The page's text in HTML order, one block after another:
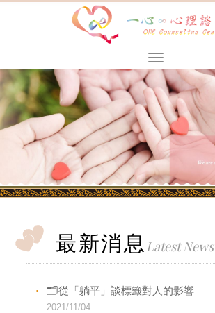
Latest News
最新消息
🗂從「躺平」談標籤對人的影響
2021/11/04